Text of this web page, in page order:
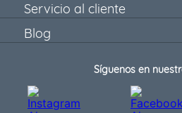
Servicio al cliente
Blog
Síguenos en